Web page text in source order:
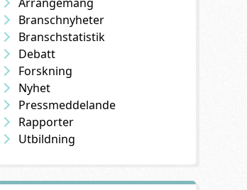
Branschnyheter
Branschstatistik
Debatt
Forskning
Nyhet
Pressmeddelande
Rapporter
Utbildning